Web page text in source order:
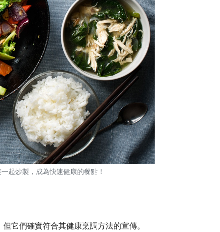
起炒製，成為快速健康的餐點！
它們確實符合其健康烹調方法的宣傳。